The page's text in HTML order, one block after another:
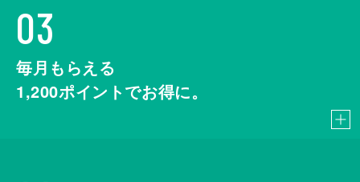
03
毎月もらえる
1,200ポイントでお得に。